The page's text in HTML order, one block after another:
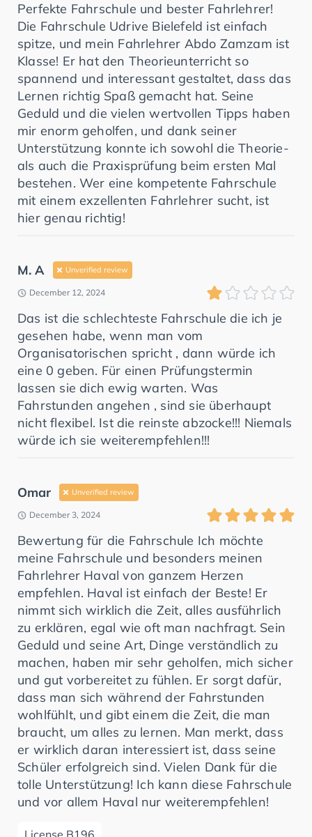
Perfekte Fahrschule und bester Fahrlehrer!
Die Fahrschule Udrive Bielefeld ist einfach
spitze, und mein Fahrlehrer Abdo Zamzam ist
Klasse! Er hat den Theorieunterricht so
spannend und interessant gestaltet, dass das
Lernen richtig Spaß gemacht hat. Seine
Geduld und die vielen wertvollen Tipps haben
mir enorm geholfen, und dank seiner
Unterstützung konnte ich sowohl die Theorie-
als auch die Praxisprüfung beim ersten Mal
bestehen. Wer eine kompetente Fahrschule
mit einem exzellenten Fahrlehrer sucht, ist
hier genau richtig!
M. A Unverified review
December 12, 2024
Das ist die schlechteste Fahrschule die ich je
gesehen habe, wenn man vom
Organisatorischen spricht , dann würde ich
eine 0 geben. Für einen Prüfungstermin
lassen sie dich ewig warten. Was
Fahrstunden angehen , sind sie überhaupt
nicht flexibel. Ist die reinste abzocke!!! Niemals
würde ich sie weiterempfehlen!!!
Omar Unverified review
December 3, 2024
Bewertung für die Fahrschule Ich möchte
meine Fahrschule und besonders meinen
Fahrlehrer Haval von ganzem Herzen
empfehlen. Haval ist einfach der Beste! Er
nimmt sich wirklich die Zeit, alles ausführlich
zu erklären, egal wie oft man nachfragt. Sein
Geduld und seine Art, Dinge verständlich zu
machen, haben mir sehr geholfen, mich sicher
und gut vorbereitet zu fühlen. Er sorgt dafür,
dass man sich während der Fahrstunden
wohlfühlt, und gibt einem die Zeit, die man
braucht, um alles zu lernen. Man merkt, dass
er wirklich daran interessiert ist, dass seine
Schüler erfolgreich sind. Vielen Dank für die
tolle Unterstützung! Ich kann diese Fahrschule
und vor allem Haval nur weiterempfehlen!